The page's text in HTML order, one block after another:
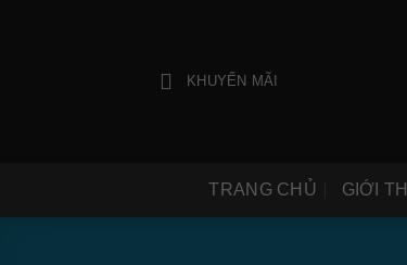
KHUYẾN MÃI
TRANG CHỦ GIỚI